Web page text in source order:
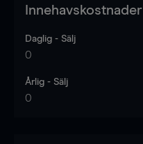
Innehavskostnader
Daglig - Sälj
0
Årlig - Sälj
0